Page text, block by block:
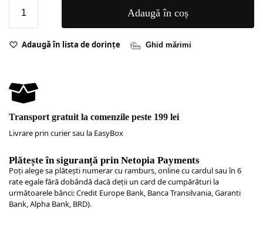
Adaugă în coș
Adaugă în lista de dorințe Ghid mărimi
Transport gratuit la comenzile peste 199 lei
Livrare prin curier sau la EasyBox
Plătește în siguranță prin Netopia Payments
Poţi alege sa plăteşti numerar cu ramburs, online cu cardul sau în 6
rate egale fără dobândă dacă deții un card de cumpărături la
următoarele bănci: Credit Europe Bank, Banca Transilvania, Garanti
Bank, Alpha Bank, BRD).